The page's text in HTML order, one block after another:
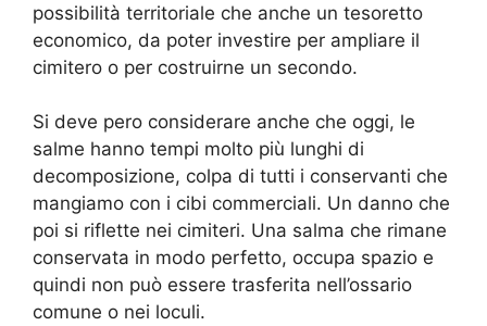
possibilità territoriale che anche un tesoretto
economico, da poter investire per ampliare il
cimitero o per costruirne un secondo.
Si deve pero considerare anche che oggi, le
salme hanno tempi molto più lunghi di
decomposizione, colpa di tutti i conservanti che
mangiamo con i cibi commerciali. Un danno che
poi si riflette nei cimiteri. Una salma che rimane
conservata in modo perfetto, occupa spazio e
quindi non può essere trasferita nell’ossario
comune o nei loculi.